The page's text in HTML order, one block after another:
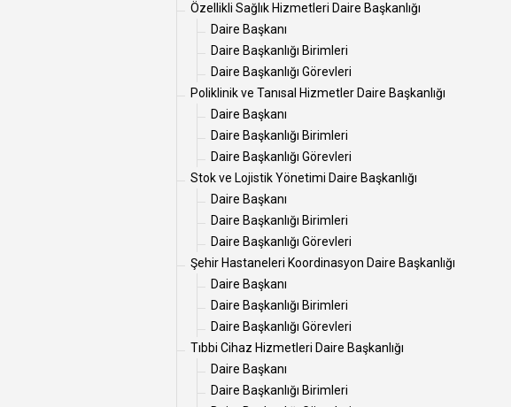
Özellikli Sağlık Hizmetleri Daire Başkanlığı
Daire Başkanı
Daire Başkanlığı Birimleri
Daire Başkanlığı Görevleri
Poliklinik ve Tanısal Hizmetler Daire Başkanlığı
Daire Başkanı
Daire Başkanlığı Birimleri
Daire Başkanlığı Görevleri
Stok ve Lojistik Yönetimi Daire Başkanlığı
Daire Başkanı
Daire Başkanlığı Birimleri
Daire Başkanlığı Görevleri
Şehir Hastaneleri Koordinasyon Daire Başkanlığı
Daire Başkanı
Daire Başkanlığı Birimleri
Daire Başkanlığı Görevleri
Tıbbi Cihaz Hizmetleri Daire Başkanlığı
Daire Başkanı
Daire Başkanlığı Birimleri